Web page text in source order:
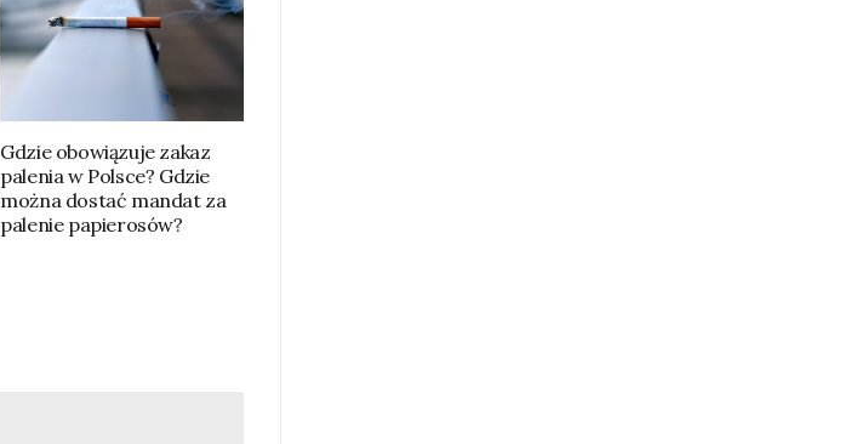
Gdzie obowiązuje zakaz
palenia w Polsce? Gdzie
można dostać mandat za
palenie papierosów?